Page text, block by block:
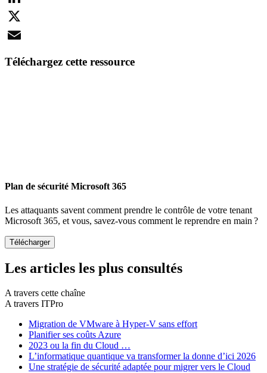
LinkedIn
X
Téléchargez cette ressource
Plan de sécurité Microsoft 365
Les attaquants savent comment prendre le contrôle de votre tenant
Microsoft 365, et vous, savez-vous comment le reprendre en main ?
Les articles les plus consultés
A travers cette chaîne
A travers ITPro
Migration de VMware à Hyper-V sans effort
Planifier ses coûts Azure
2023 ou la fin du Cloud …
L’informatique quantique va transformer la donne d’ici 2026
Une stratégie de sécurité adaptée pour migrer vers le Cloud